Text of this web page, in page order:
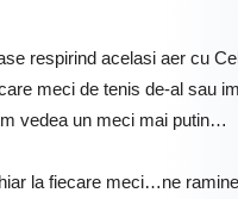
respirind acelasi aer cu
meci de tenis de-al sau
vedea un meci mai putin…
la fiecare meci…ne